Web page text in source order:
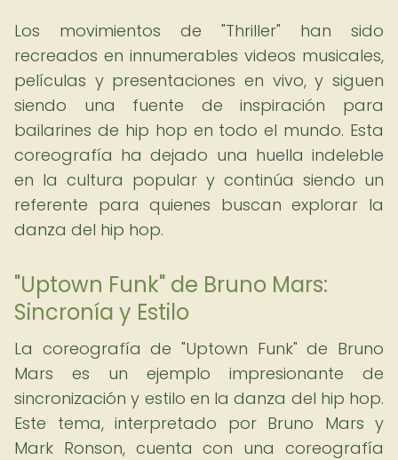
Los movimientos de "Thriller" han sido
recreados en innumerables videos musicales,
películas y presentaciones en vivo, y siguen
siendo una fuente de inspiración para
bailarines de hip hop en todo el mundo. Esta
coreografía ha dejado una huella indeleble
en la cultura popular y continúa siendo un
referente para quienes buscan explorar la
danza del hip hop.
"Uptown Funk" de Bruno Mars:
Sincronía y Estilo
La coreografía de "Uptown Funk" de Bruno
Mars es un ejemplo impresionante de
sincronización y estilo en la danza del hip hop.
Este tema, interpretado por Bruno Mars y
Mark Ronson, cuenta con una coreografía